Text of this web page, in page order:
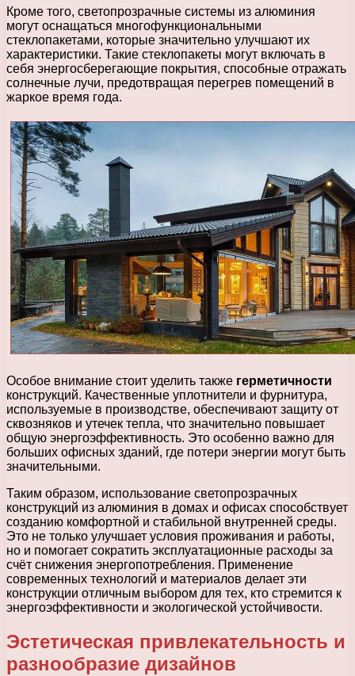
Кроме того, светопрозрачные системы из алюминия
могут оснащаться многофункциональными
стеклопакетами, которые значительно улучшают их
характеристики. Такие стеклопакеты могут включать в
себя энергосберегающие покрытия, способные отражать
солнечные лучи, предотвращая перегрев помещений в
жаркое время года.
Особое внимание стоит уделить также герметичности
конструкций. Качественные уплотнители и фурнитура,
используемые в производстве, обеспечивают защиту от
сквозняков и утечек тепла, что значительно повышает
общую энергоэффективность. Это особенно важно для
больших офисных зданий, где потери энергии могут быть
значительными.
Таким образом, использование светопрозрачных
конструкций из алюминия в домах и офисах способствует
созданию комфортной и стабильной внутренней среды.
Это не только улучшает условия проживания и работы,
но и помогает сократить эксплуатационные расходы за
счёт снижения энергопотребления. Применение
современных технологий и материалов делает эти
конструкции отличным выбором для тех, кто стремится к
энергоэффективности и экологической устойчивости.
Эстетическая привлекательность и
разнообразие дизайнов